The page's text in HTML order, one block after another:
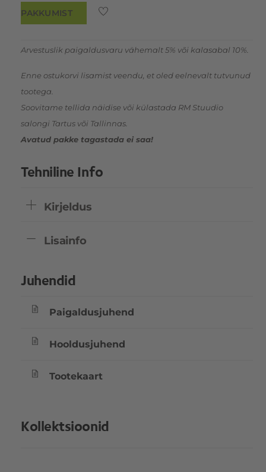
(PA
6
kogus
PAKKUMIST
Arvestuslik paigaldusvaru vähemalt 5% või kalasabal 10%.
Enne ostukorvi lisamist veendu, et oled eelnevalt tutvunud
tootega.
Soovitame tellida näidise või külastada RM Stuudio
salongi Tartus või Tallinnas.
Avatud pakke tagastada ei saa!
Tehniline Info
Kirjeldus
Lisainfo
Juhendid
Paigaldusjuhend
Hooldusjuhend
Tootekaart
Kollektsioonid